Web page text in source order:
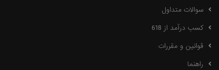
سوالات متداول
کسب درآمد از 618
قوانین و مقررات
راهنما